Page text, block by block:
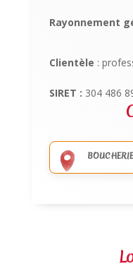
Rayonnement
Clientèle :
SIRET : 304 486